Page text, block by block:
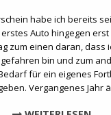
habe ich bereits
Auto hingegen
zum einen daran, dass
bin und zum
für ein eigenes
Vergangenes Jahr